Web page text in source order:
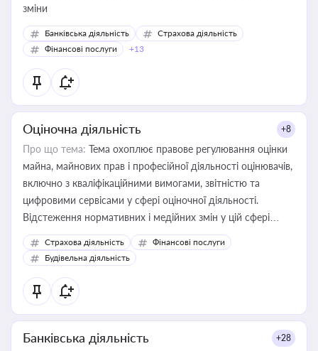
зміни
Банківська діяльність
Страхова діяльність
Фінансові послуги
+13
Оціночна діяльність +8
Про що тема: Тема охоплює правове регулювання оцінки
майна, майнових прав і професійної діяльності оцінювачів,
включно з кваліфікаційними вимогами, звітністю та
цифровими сервісами у сфері оціночної діяльності.
Відстеження нормативних і медійних змін у цій сфері
корисне для власника бізнесу, керівника, юриста або
бухгалтера під час оподаткування, приватизації, оренди
державного майна, корпоративних угод і перевірки
статусу суб'єктів оціночної діяльності
Страхова діяльність
Фінансові послуги
Будівельна діяльність
Банківська діяльність +28